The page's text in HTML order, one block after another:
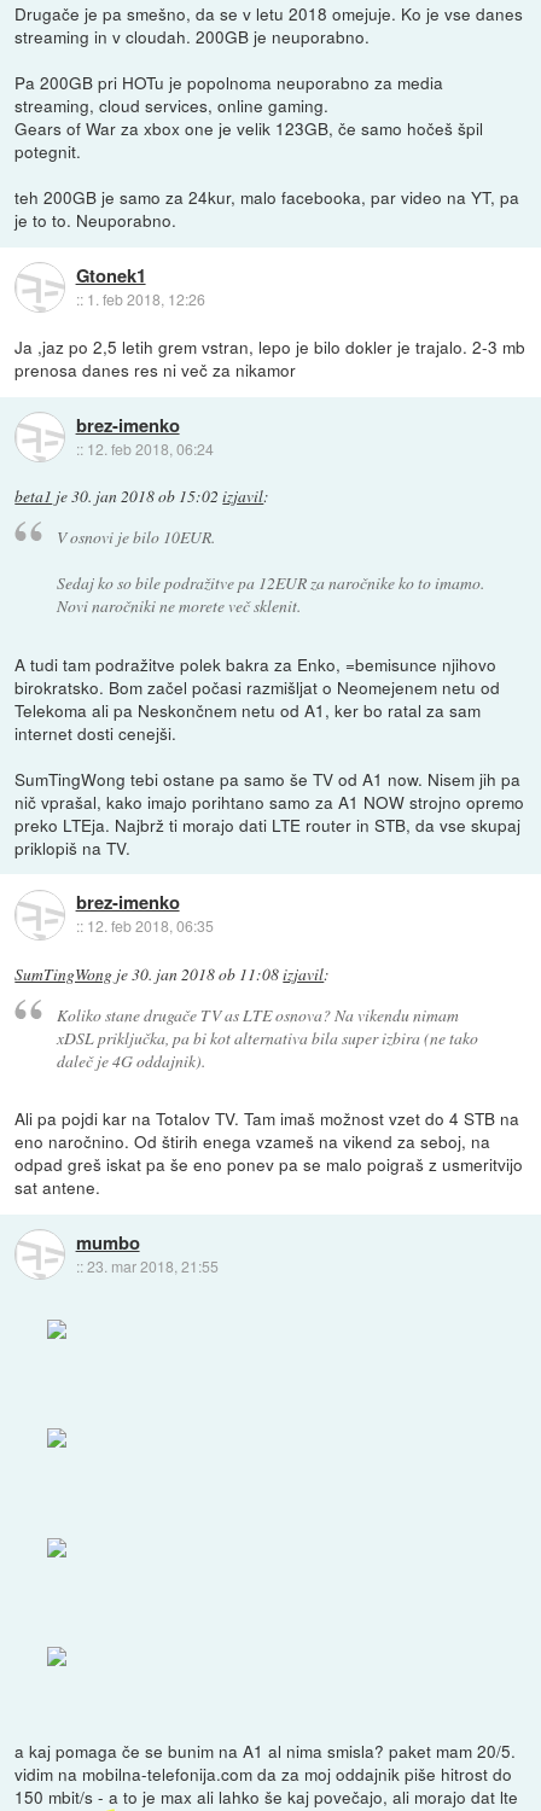
Drugače je pa smešno, da se v letu 2018 omejuje. Ko je vse danes
streaming in v cloudah. 200GB je neuporabno.
Pa 200GB pri HOTu je popolnoma neuporabno za media
streaming, cloud services, online gaming.
Gears of War za xbox one je velik 123GB, če samo hočeš špil
potegnit.
teh 200GB je samo za 24kur, malo facebooka, par video na YT, pa
je to to. Neuporabno.
Gtonek1
:: 1. feb 2018, 12:26
Ja ,jaz po 2,5 letih grem vstran, lepo je bilo dokler je trajalo. 2-3 mb
prenosa danes res ni več za nikamor
brez-imenko
:: 12. feb 2018, 06:24
beta1 je30. jan 2018 ob 15:02 izjavil:
V osnovi je bilo 10EUR.
Sedaj ko so bile podražitve pa 12EUR za naročnike ko to imamo.
Novi naročniki ne morete več sklenit.
A tudi tam podražitve polek bakra za Enko, =bemisunce njihovo
birokratsko. Bom začel počasi razmišljat o Neomejenem netu od
Telekoma ali pa Neskončnem netu od A1, ker bo ratal za sam
internet dosti cenejši.
SumTingWong tebi ostane pa samo še TV od A1 now. Nisem jih pa
nič vprašal, kako imajo porihtano samo za A1 NOW strojno opremo
preko LTEja. Najbrž ti morajo dati LTE router in STB, da vse skupaj
priklopiš na TV.
brez-imenko
:: 12. feb 2018, 06:35
SumTingWong je30. jan 2018 ob 11:08izjavil:
Koliko stane drugače TV as LTE osnova? Na vikendu nimam
xDSL priključka, pa bi kot alternativa bila super izbira (ne tako
daleč je 4G oddajnik).
Ali pa pojdi kar na Totalov TV. Tam imaš možnost vzet do 4 STB na
eno naročnino. Od štirih enega vzameš na vikend za seboj, na
odpad greš iskat pa še eno ponev pa se malo poigraš z usmeritvijo
sat antene.
mumbo
::23. mar 2018, 21:55
a kaj pomaga če se bunim na A1 al nima smisla? paket mam 20/5.
vidim na mobilna-telefonija.com da za moj oddajnik piše hitrost do
150 mbit/s - a to je max ali lahko še kaj povečajo, ali morajo dat lte